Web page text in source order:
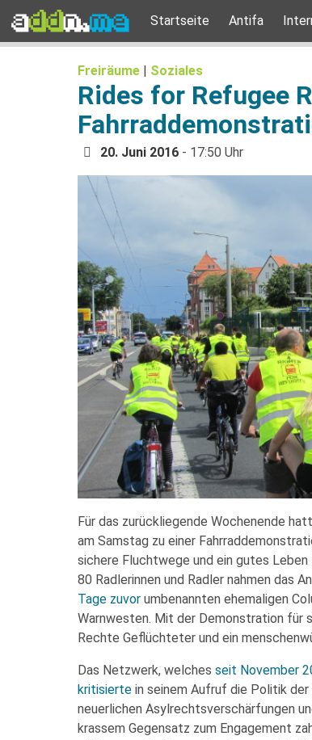
Startseite Antifa
Freiräume | Soziales
Rides for Refugee
20. Juni 2016 - 17:50 Uhr
Für das zurückliegende Wochenende
am Samstag zu einer
sichere Fluchtwege und ein gutes
80 Radlerinnen und Radler nahmen das
Tage zuvor umbenannten ehemaligen
Warnwesten. Mit der Demonstration für
Rechte Geflüchteter und ein
Das Netzwerk, welches seit November
kritisierte in seinem Aufruf die Politik der
neuerlichen Asylrechtsverschärfungen
krassem Gegensatz zum Engagement